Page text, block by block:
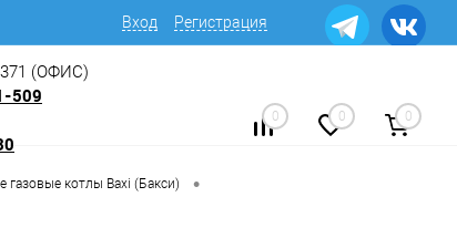
Вход Регистрация
(ОФИС)
509
0 0 0
газовые котлы Baxi (Бакси) •